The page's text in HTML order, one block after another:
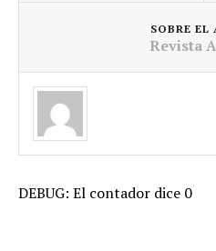
SOBRE EL
Revista
DEBUG: El contador dice 0